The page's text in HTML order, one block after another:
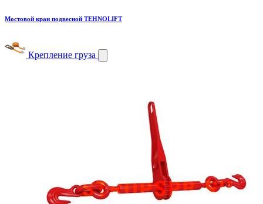
Мостовой кран подвесной TEHNOLIFT
Крепление груза